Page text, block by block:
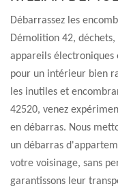
Débarrassez les
Démolition 42,
appareils
pour un intérieur bien
les inutiles et
42520, venez
en débarras. Nous
un débarras
votre voisinage, sans
garantissons leur